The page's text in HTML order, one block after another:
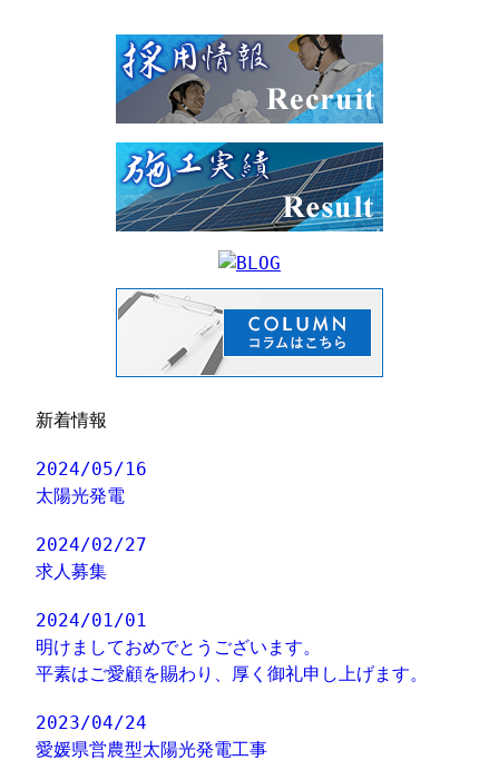
新着情報
2024/05/16
太陽光発電
2024/02/27
求人募集
2024/01/01
明けましておめでとうございます。
平素はご愛顧を賜わり、厚く御礼申し上げます。
2023/04/24
愛媛県営農型太陽光発電工事